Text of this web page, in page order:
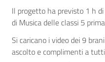
Il progetto ha previsto 1 h
di Musica delle classi 5
Si caricano i video dei 9
ascolto e complimenti a